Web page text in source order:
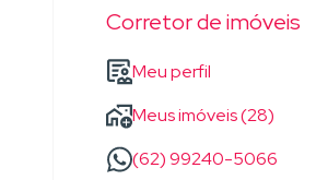
Corretor de imóveis
Meu perfil
Meus imóveis (28)
(62) 99240-5066